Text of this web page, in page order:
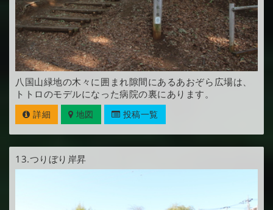
八国山緑地の木々に囲まれ隙間にあるあおぞら広場は、
トトロのモデルになった病院の裏にあります。
詳細 地図 投稿一覧
13.つりぼり岸昇